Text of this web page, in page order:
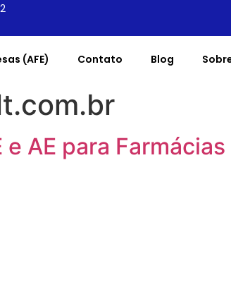
(AFE) Contato Blog
AE para